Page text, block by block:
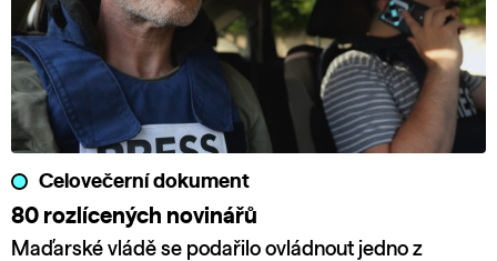
Celovečerní dokument
80 rozlícených novinářů
Maďarské vládě se podařilo ovládnout jedno z